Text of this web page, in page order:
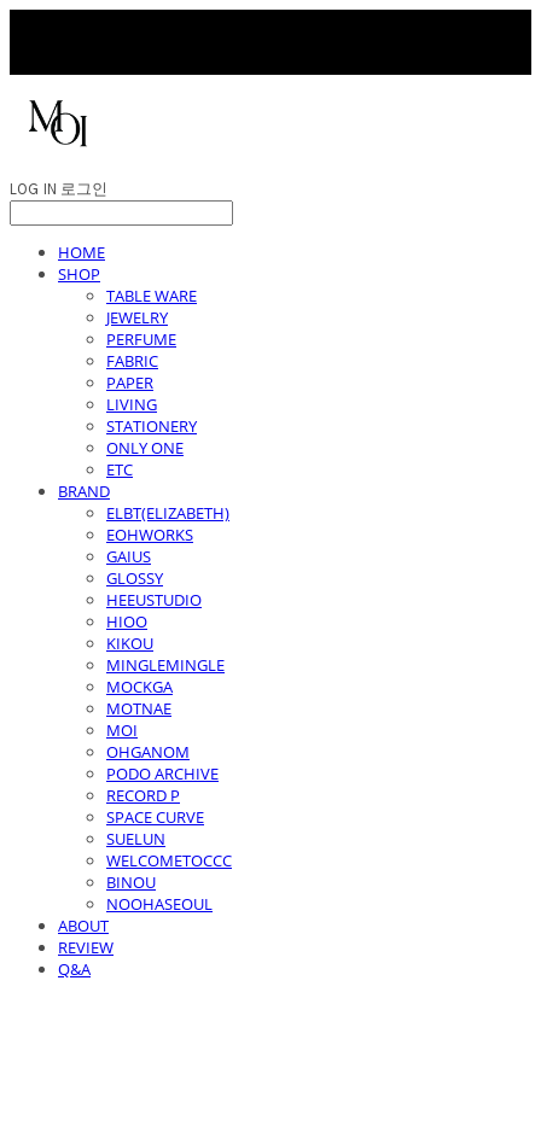
LOG IN 로그인
HOME
SHOP
TABLE WARE
JEWELRY
PERFUME
FABRIC
PAPER
LIVING
STATIONERY
ONLY ONE
ETC
BRAND
ELBT(ELIZABETH)
EOHWORKS
GAIUS
GLOSSY
HEEUSTUDIO
HIOO
KIKOU
MINGLEMINGLE
MOCKGA
MOTNAE
MOI
OHGANOM
PODO ARCHIVE
RECORD P
SPACE CURVE
SUELUN
WELCOMETOCCC
BINOU
NOOHASEOUL
ABOUT
REVIEW
Q&A